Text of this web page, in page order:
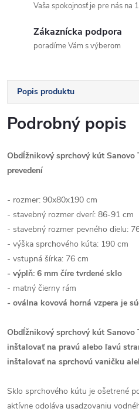
Vaša spokojnosť je pre nás na
Zákaznícka podpora
poradíme Vám s výberom
Popis produktu
Podrobný popis
Obdĺžnikový sprchový kút
prevedení
- rozmer: 90x80x190 cm
- stavebný rozmer dverí: 86-91 cm
- stavebný rozmer pevného dielu:
- výška sprchového kúta: 190 cm
- vstupná šírka: 76 cm
- výplň: 6 mm číre tvrdené sklo
- matný čierny rám
- oválna kovová horná vzpera je
Obdĺžnikový sprchový kút
inštalovať na pravú alebo ľavú
inštalovať na sprchovú vaničku
Sklo sprchového kútu je ošetrené
aktívne odoláva usadzovaniu